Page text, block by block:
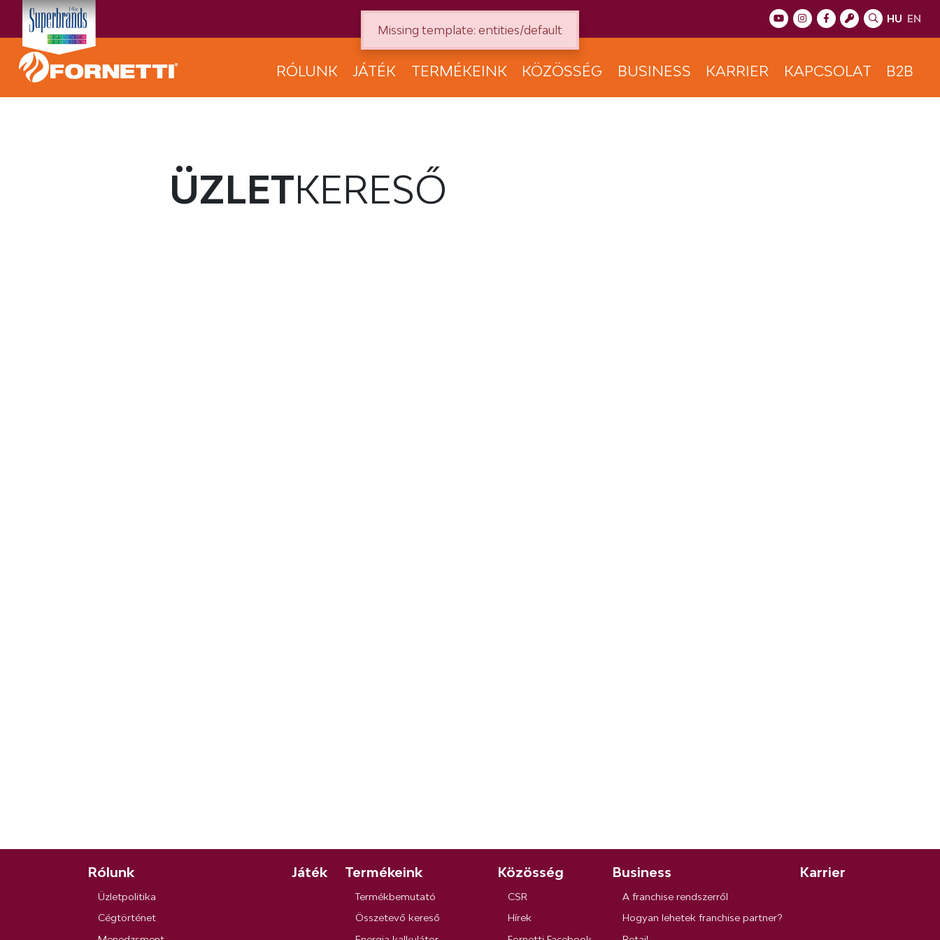
HU EN
RÓLUNK JÁTÉK TERMÉKEINK KÖZÖSSÉG BUSINESS KARRIER KAPCSOLAT B2B
ÜZLETKERESŐ
Rólunk
Üzletpolitika
Cégtörténet
Játék Termékeink
Termékbemutató
Összetevő kereső
Közösség
CSR
Hírek
Business
A franchise rendszerről
Hogyan lehetek franchise partner?
Karrier
Missing template: entities/default